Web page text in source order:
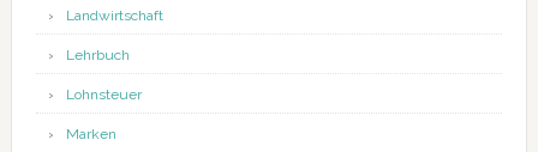
Landwirtschaft
Lehrbuch
Lohnsteuer
Marken